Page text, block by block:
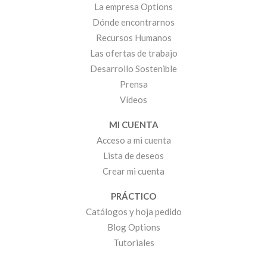
La empresa Options
Dónde encontrarnos
Recursos Humanos
Las ofertas de trabajo
Desarrollo Sostenible
Prensa
Vídeos
MI CUENTA
Acceso a mi cuenta
Lista de deseos
Crear mi cuenta
PRÁCTICO
Catálogos y hoja pedido
Blog Options
Tutoriales